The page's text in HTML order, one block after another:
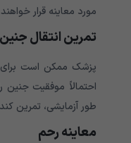
مورد معاینه قرار
تمرین انتقال جنین
پزشک ممکن است
احتمالاً موفقیت جنین
طور آزمایشی، تمرین
معاینه رحم